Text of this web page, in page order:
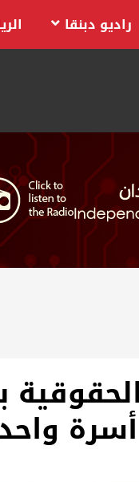
راديو دبنقا